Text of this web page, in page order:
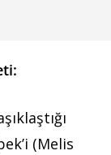
(Melis